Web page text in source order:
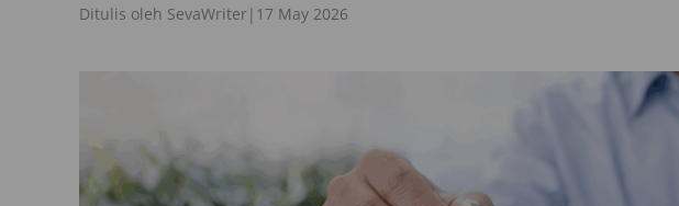
Ditulis oleh SevaWriter| 17 May 2026